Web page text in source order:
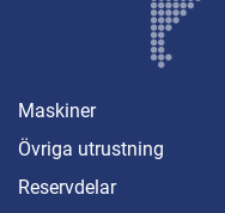
Maskiner
Övriga utrustning
Reservdelar